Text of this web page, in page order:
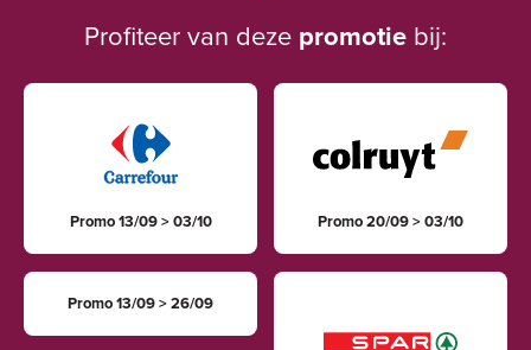
Profiteer van deze promotie bij:
Promo 13/09 > 03/10 Promo 20/09 > 03/10
Promo 13/09 > 26/09